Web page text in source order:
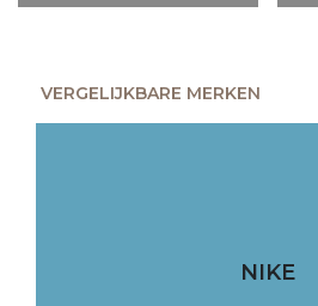
VERGELIJKBARE MERKEN
NIKE